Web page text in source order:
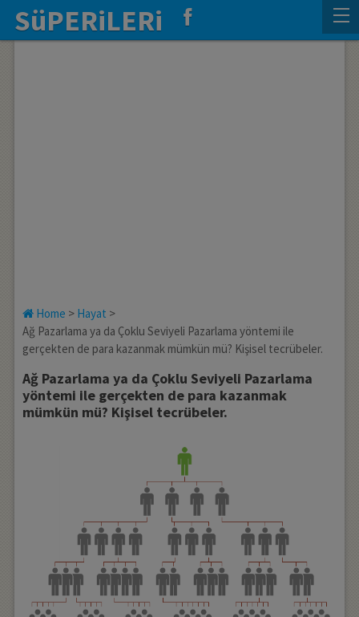
SüPERiLERi
Home > Hayat >
Ağ Pazarlama ya da Çoklu Seviyeli Pazarlama yöntemi ile
gerçekten de para kazanmak mümkün mü? Kişisel tecrübeler.
Ağ Pazarlama ya da Çoklu Seviyeli Pazarlama
yöntemi ile gerçekten de para kazanmak
mümkün mü? Kişisel tecrübeler.